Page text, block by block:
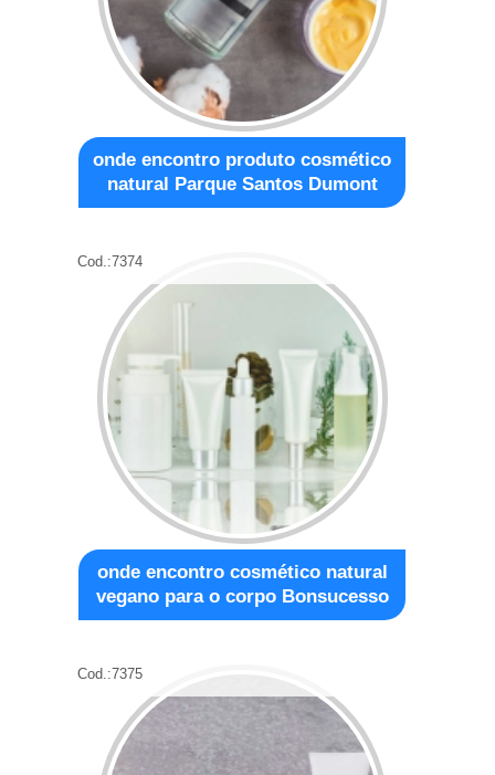
onde encontro produto cosmético
natural Parque Santos Dumont
Cod.:7374
onde encontro cosmético natural
vegano para o corpo Bonsucesso
Cod.:7375